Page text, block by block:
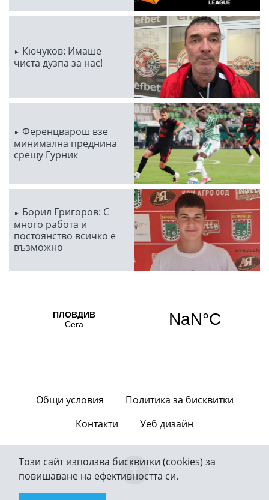
Кючуков: Имаше
чиста дузпа за нас!
Ференцварош взе
минимална преднина
срещу Гурник
Борил Григоров: С
много работа и
постоянство всичко е
възможно
Общи условия
Политика за бисквитки
Контакти
Уеб дизайн
Този сайт използва бисквитки (cookies) за
повишаване на ефективността си.